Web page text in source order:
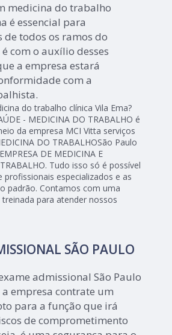
medicina do trabalho
é essencial para
de todos os ramos do
com o auxílio desses
a empresa estará
com a
do trabalho clínica Vila Ema?
- MEDICINA DO TRABALHO é
da empresa MCI Vitta serviços
DO TRABALHOSão Paulo
DE MEDICINA E
Tudo isso só é possível
profissionais especializados e as
padrão. Contamos com uma
para atender nossos
SÃO PAULO
admissional São Paulo
empresa contrate um
para a função que irá
de comprometimento